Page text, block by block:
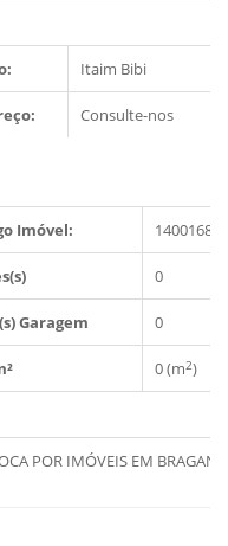
Itaim Bibi
Consulte-nos
Imóvel: 1400168
0
Garagem 0
0 (m2)
POR IMÓVEIS EM